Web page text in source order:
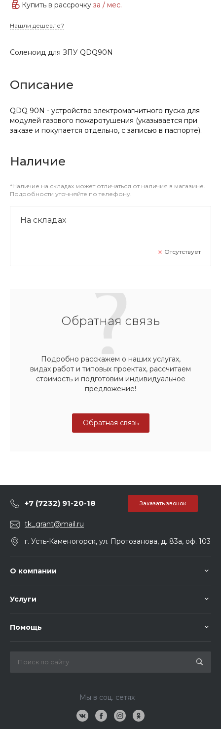
Купить в рассрочку за / мес.
Нашли дешевле?
Соленоид для ЗПУ QDQ90N
Описание
QDQ 90N - устройство электромагнитного пуска для
модулей газового пожаротушения (указывается при
заказе и покупается отдельно, с записью в паспорте).
Наличие
*Наличие на складах может отличаться от наличия в магазине.
Подробности уточняйте по телефону.
На складах
Отсутствует
Обратная связь
Подробно расскажем о наших услугах,
видах работ и типовых проектах, рассчитаем
стоимость и подготовим индивидуальное
предложение!
Обратная связь
+7 (7232) 91-20-18 Заказать звонок
tk_grant@mail.ru
г. Усть-Каменогорск, ул. Протозанова, д. 83а, оф. 103
О компании
Услуги
Помощь
Мы в соц. сетях